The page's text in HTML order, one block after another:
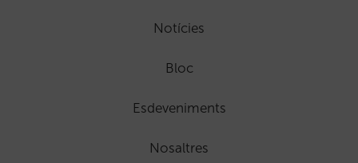
Notícies
Bloc
Esdeveniments
Nosaltres